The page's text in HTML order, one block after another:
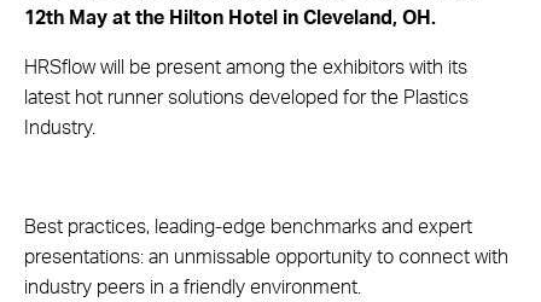
12th May at the Hilton Hotel in Cleveland, OH.
HRSflow will be present among the exhibitors with its
latest hot runner solutions developed for the Plastics
Industry.
Best practices, leading-edge benchmarks and expert
presentations: an unmissable opportunity to connect with
industry peers in a friendly environment.